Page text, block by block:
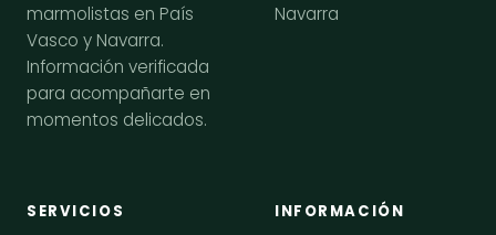
marmolistas en País
Vasco y Navarra.
Información verificada
para acompañarte en
momentos delicados.
Navarra
SERVICIOS INFORMACIÓN